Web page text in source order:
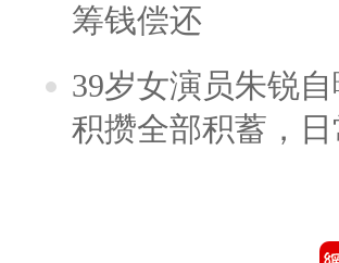
筹钱偿还
39岁女演员朱锐
积攒全部积蓄，